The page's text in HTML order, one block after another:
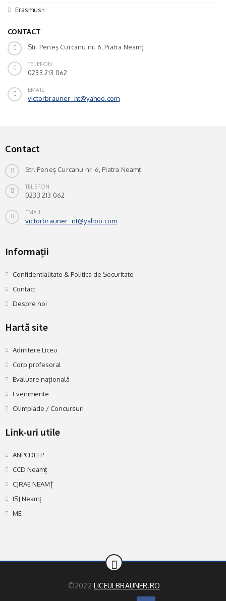
Erasmus+
CONTACT
Str. Peneș Curcanu nr. 6, Piatra Neamț
TELEFON
0233 213 062
EMAIL
victorbrauner_nt@yahoo.com
Contact
Str. Peneș Curcanu nr. 6, Piatra Neamț
TELEFON
0233 213 062
EMAIL
victorbrauner_nt@yahoo.com
Informații
Confidentialitate & Politica de Securitate
Contact
Despre noi
Hartă site
Admitere Liceu
Corp profesoral
Evaluare națională
Evenimente
Olimpiade / Concursuri
Link-uri utile
ANPCDEFP
CCD Neamț
CJRAE NEAMȚ
ISJ Neamț
ME
©2022 LICEULBRAUNER.RO